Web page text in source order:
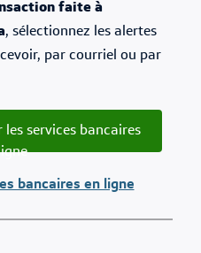
faite à
, sélectionnez les alertes
par courriel ou par
les services bancaires
bancaires en ligne